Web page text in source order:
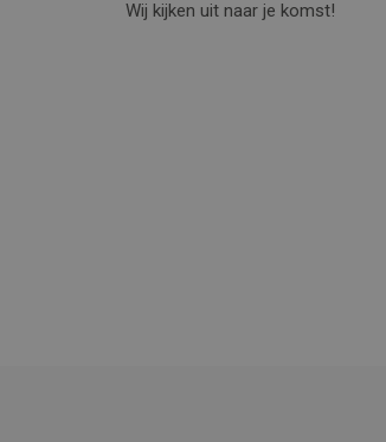
Wij kijken uit naar je komst!